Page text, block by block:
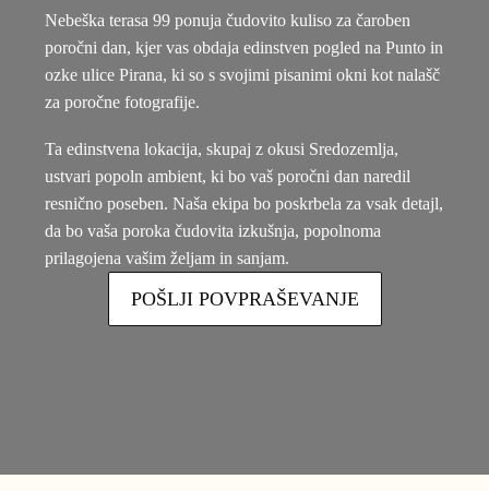
Nebeška terasa 99 ponuja čudovito kuliso za čaroben
poročni dan, kjer vas obdaja edinstven pogled na Punto in
ozke ulice Pirana, ki so s svojimi pisanimi okni kot nalašč
za poročne fotografije.
Ta edinstvena lokacija, skupaj z okusi Sredozemlja,
ustvari popoln ambient, ki bo vaš poročni dan naredil
resnično poseben. Naša ekipa bo poskrbela za vsak detajl,
da bo vaša poroka čudovita izkušnja, popolnoma
prilagojena vašim željam in sanjam.
POŠLJI POVPRAŠEVANJE